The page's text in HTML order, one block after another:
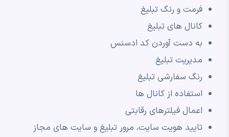
فرمت و رنگ تبلیغ
کانال های تبلیغ
به دست آوردن کد ادسنس
مدیریت تبلیغ
رنگ سفارشی تبلیغ
استفاده از کانال ها
اعمال فیلترهای رقابتی
تایید هویت سایت، مرور تبلیغ و سایت های مجاز